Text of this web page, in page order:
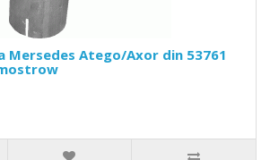
Mersedes Atego/Axor din 53761